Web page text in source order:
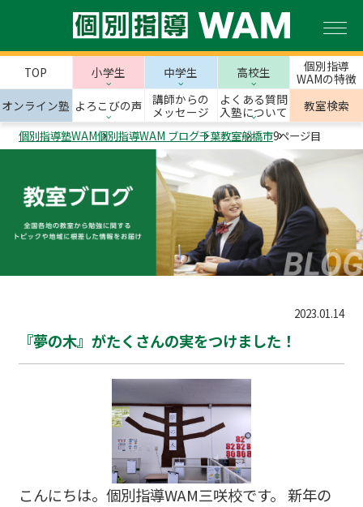
TOP 小学生 中学生 高校生
個別指導
WAMの特徴
オンライン塾 よろこびの声
講師からの
メッセージ
よくある質問
入塾について
教室検索
個別指導塾WAM個別指導WAM ブログ千葉教室船橋市9ページ目
2023.01.14
『夢の木』がたくさんの実をつけました！
こんにちは。個別指導WAM三咲校です。 新年の